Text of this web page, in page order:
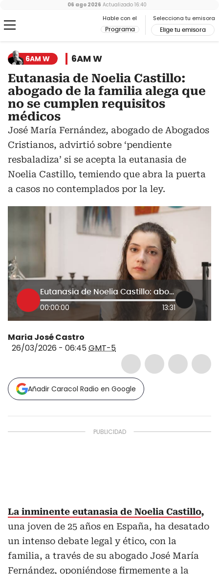
Hable con el
Programa
Selecciona tu emisora
Elige tu emisora
06 ago 2026 Actualizado 16:40
6AM W 6AM W
Eutanasia de Noelia Castillo:
abogado de la familia alega que
no se cumplen requisitos
médicos
José María Fernández, abogado de Abogados
Cristianos, advirtió sobre ‘pendiente
resbaladiza’ si se acepta la eutanasia de
Noelia Castillo, temiendo que abra la puerta
a casos no contemplados por la ley.
Eutanasia de Noelia Castillo: abogado de la familia alega que no se cumplen requisitos médicos
00:00:00 13:31
Maria José Castro
26/03/2026 - 06:45GMT-5
Añadir Caracol Radio en Google
La inminente eutanasia de Noelia Castillo,
una joven de 25 años en España, ha desatado
un intenso debate legal y ético, con la
familia, a través de su abogado José María
Fernández, oponiéndose firmemente a la